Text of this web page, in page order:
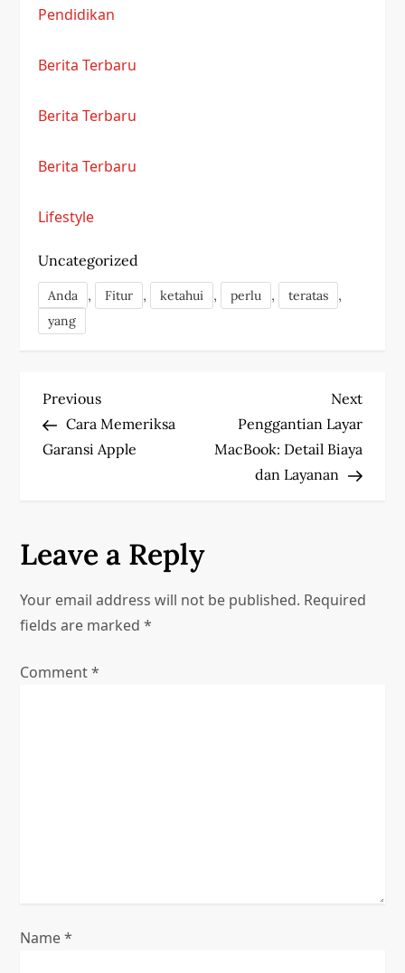
Pendidikan
Berita Terbaru
Berita Terbaru
Berita Terbaru
Lifestyle
Uncategorized
Anda , Fitur , ketahui , perlu , teratas ,
yang
P
o
n
a
v
i
Previous
Post
Previous
Cara Memeriksa
Garansi Apple
Next
Post
Next
Penggantian Layar
MacBook: Detail Biaya
dan Layanan
Leave a Reply
Your email address will not be published. Required
fields are marked*
Comment*
Name*